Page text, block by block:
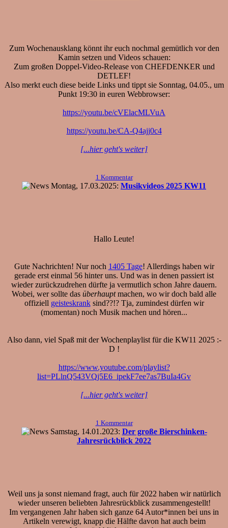
Zum Wochenausklang könnt ihr euch nochmal gemütlich vor den
Kamin setzen und Videos schauen:
Zum großen Doppel-Video-Release von CHEFDENKER und
DETLEF!
Also merkt euch diese beide Links und tippt sie Sonntag, 04.05., um
Punkt 19:30 in euren Webbrowser:
https://youtu.be/cVElacMLVuA
https://youtu.be/CA-Q4ajj0c4
[...hier geht's weiter]
1 Kommentar
Montag, 17.03.2025: Musikvideos 2025 KW11
Hallo Leute!
Gute Nachrichten! Nur noch 1405 Tage! Allerdings haben wir
gerade erst einmal 56 hinter uns. Und was in denen passiert ist
wieder zurückzudrehen dürfte ja vermutlich schon Jahre dauern.
Wobei, wer sollte das überhauptmachen, wo wir doch bald alle
offiziell geisteskranksind??!? Tja, zumindest dürfen wir
(momentan) noch Musik machen und hören...
Also dann, viel Spaß mit der Wochenplaylist für die KW11 2025 :-
D !
https://www.youtube.com/playlist?
list=PLlnQ543VQj5E6_ipekF7ee7as7BuIa4Gv
[...hier geht's weiter]
1 Kommentar
Samstag, 14.01.2023: Der große Bierschinken-
Jahresrückblick 2022
Weil uns ja sonst niemand fragt, auch für 2022 haben wir natürlich
wieder unseren beliebten Jahresrückblick zusammengestellt!
Im vergangenen Jahr haben sich ganze 64 Autor*innen bei uns in
Artikeln verewigt, knapp die Hälfte davon hat auch beim